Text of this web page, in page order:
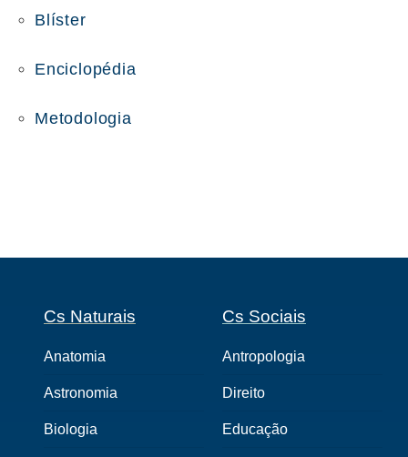
Blíster
Enciclopédia
Metodologia
Cs Naturais
Anatomia
Astronomia
Biologia
Cs Sociais
Antropologia
Direito
Educação